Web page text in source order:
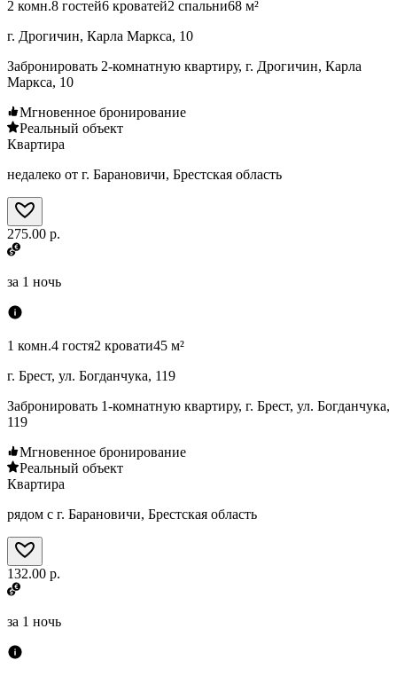
2 комн.8 гостей6 кроватей2 спальни68 м²
г. Дрогичин, Карла Маркса, 10
Забронировать 2-комнатную квартиру, г. Дрогичин, Карла
Маркса, 10
Мгновенное бронирование
Реальный объект
Квартира
недалеко от г. Барановичи, Брестская область
275.00 р.
за 1 ночь
1 комн.4 гостя2 кровати45 м²
г. Брест, ул. Богданчука, 119
Забронировать 1-комнатную квартиру, г. Брест, ул. Богданчука,
119
Мгновенное бронирование
Реальный объект
Квартира
рядом с г. Барановичи, Брестская область
132.00 р.
за 1 ночь